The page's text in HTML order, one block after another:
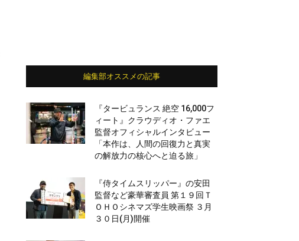
編集部オススメの記事
『タービュランス 絶空 16,000フ
ィート』クラウディオ・ファエ
監督オフィシャルインタビュー
「本作は、人間の回復力と真実
の解放力の核心へと迫る旅」
『侍タイムスリッパー』の安田
監督など豪華審査員 第１９回Ｔ
ＯＨＯシネマズ学生映画祭 ３月
３０日(月)開催